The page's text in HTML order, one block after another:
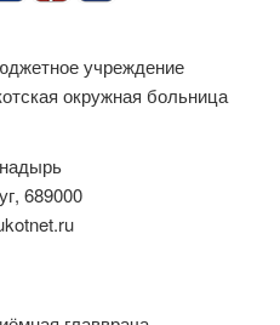
учреждение
окружная больница
689000